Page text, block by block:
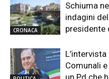
CRONACA
Schiuma
indagini
presidente
Comunali